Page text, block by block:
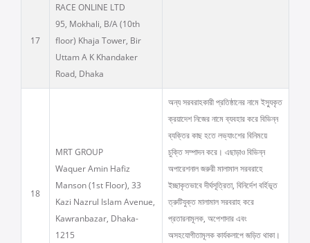
17
RACE ONLINE LTD
95, Mokhali, B/A (10th
floor) Khaja Tower, Bir
Uttam A K Khandaker
Road, Dhaka
18
MRT GROUP
Waquer Amin Hafiz
Manson (1st Floor), 33
Kazi Nazrul Islam Avenue,
Kawranbazar, Dhaka-
1215
অন্য সরবরাহকারী প্রতিষ্ঠানের নামে ইস্যুকৃত
ক্রয়াদেশ নিজের নামে ব্যবহার করে বিভিন্ন
ব্যক্তির কাছ হতে লভ্যাংশের বিনিময়ে
চুক্তি সম্পাদন করে। এছাড়াও বিভিন্ন
অপারেশনাল জরুরী মালামাল সরবরাহে
ইচ্ছাকৃতভাবে দীর্ঘসূত্রিতা, বিনির্দেশ বর্হিভূত
ত্রুটিযুক্ত মালামাল সরবরাহ করে
প্রতারনামূলক, অপেশাদার এবং
অসহযোগীতামূলক কার্যকলাপে জড়িত থাকা।